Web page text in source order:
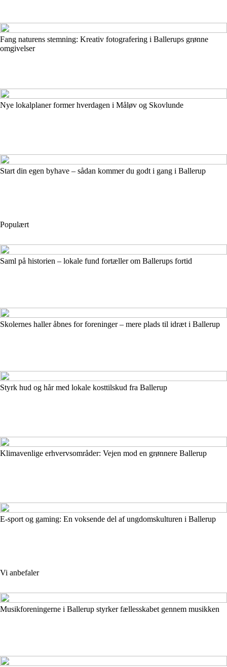
Fang naturens stemning: Kreativ fotografering i Ballerups grønne
omgivelser
Nye lokalplaner former hverdagen i Måløv og Skovlunde
Start din egen byhave – sådan kommer du godt i gang i Ballerup
Populært
Saml på historien – lokale fund fortæller om Ballerups fortid
Skolernes haller åbnes for foreninger – mere plads til idræt i Ballerup
Styrk hud og hår med lokale kosttilskud fra Ballerup
Klimavenlige erhvervsområder: Vejen mod en grønnere Ballerup
E-sport og gaming: En voksende del af ungdomskulturen i Ballerup
Vi anbefaler
Musikforeningerne i Ballerup styrker fællesskabet gennem musikken